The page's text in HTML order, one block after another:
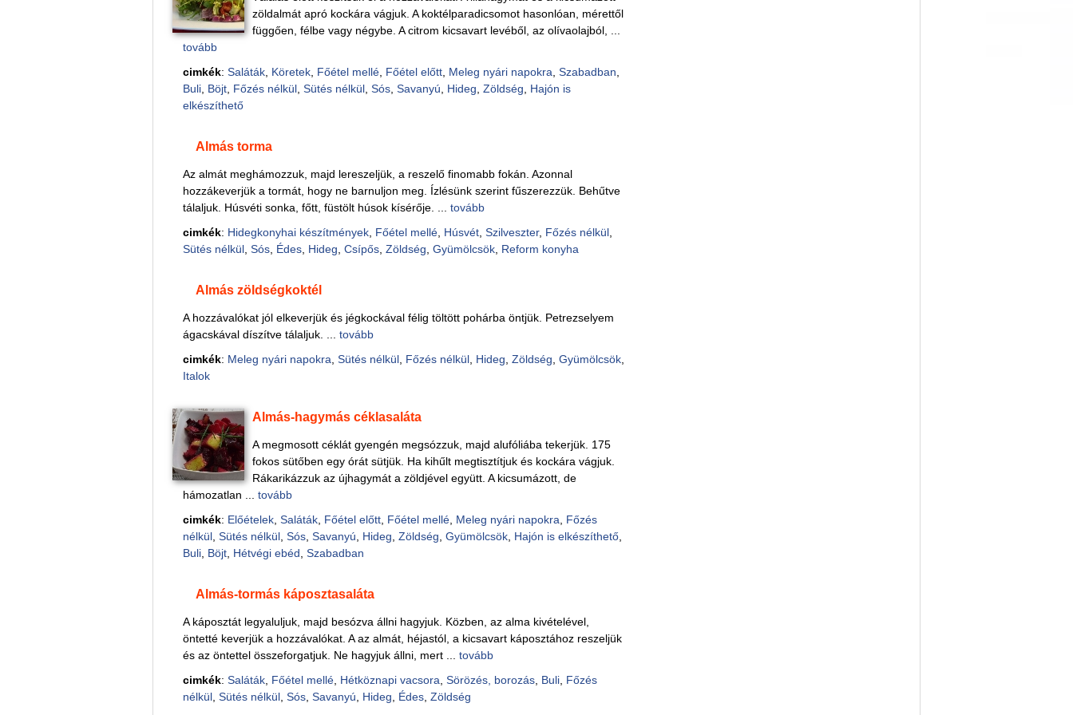
zöldalmát apró kockára vágjuk. A koktélparadicsomot hasonlóan, mérettől
függően, félbe vagy négybe. A citrom kicsavart levéből, az olívaolajból, ...
tovább
cimkék: Saláták, Köretek, Főétel mellé, Főétel előtt, Meleg nyári napokra Szabadban
Buli, Böjt, Főzés nélkül, Sütés nélkül, Sós, Savanyú Hideg Zöldség
Hajón is
elkészíthető
Almás torma
Az almát meghámozzuk, majd lereszeljük, a reszelő finomabb fokán. Azonnal
hozzákeverjük a tormát, hogy ne barnuljon meg. Ízlésünk szerint fűszerezzük. Behűtve
tálaljuk. Húsvéti sonka, főtt, füstölt húsok kísérője. ... tovább
cimkék: Hidegkonyhai készítmények, Főétel mellé, Húsvét, Szilveszter, Főzés nélkül,
Sütés nélkül, Sós, Édes, Hideg Csípős, Zöldség Gyümölcsök, Reform konyha
Almás zöldségkoktél
A hozzávalókat jól elkeverjük és jégkockával félig töltött pohárba öntjük. Petrezselyem
ágacskával díszítve tálaljuk. ... tovább
cimkék: Meleg nyári napokra Sütés nélkül, Főzés nélkül, Hideg Zöldség Gyümölcsök,
Italok
Almás-hagymás céklasaláta
A megmosott céklát gyengén megsózzuk, majd alufóliába tekerjük. 175
fokos sütőben egy órát sütjük. Ha kihűlt megtisztítjuk és kockára vágjuk.
Rákarikázzuk az újhagymát a zöldjével együtt. A kicsumázott, de
hámozatlan ... tovább
cimkék: Előételek, Saláták, Főétel előtt, Főétel mellé, Meleg nyári napokra
Főzés
nélkül, Sütés nélkül, Sós, Savanyú Hideg Zöldség Gyümölcsök, Hajón is elkészíthető,
Buli, Böjt, Hétvégi ebéd Szabadban
Almás-tormás káposztasaláta
A káposztát legyaluljuk, majd besózva állni hagyjuk. Közben, az alma kivételével,
öntetté keverjük a hozzávalókat. A az almát, héjastól, a kicsavart káposztához reszeljük
és az öntettel összeforgatjuk. Ne hagyjuk állni, mert ... tovább
cimkék: Saláták, Főétel mellé, Hétköznapi vacsora Sörözés, borozás, Buli, Főzés
nélkül, Sütés nélkül, Sós, Savanyú Hideg Édes, Zöldség